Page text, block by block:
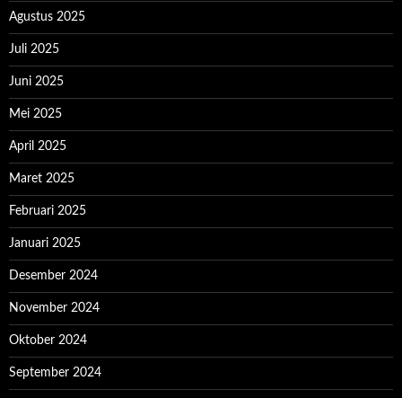
Agustus 2025
Juli 2025
Juni 2025
Mei 2025
April 2025
Maret 2025
Februari 2025
Januari 2025
Desember 2024
November 2024
Oktober 2024
September 2024